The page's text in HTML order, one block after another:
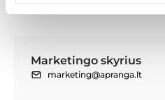
Marketingo skyrius
marketing@apranga.lt